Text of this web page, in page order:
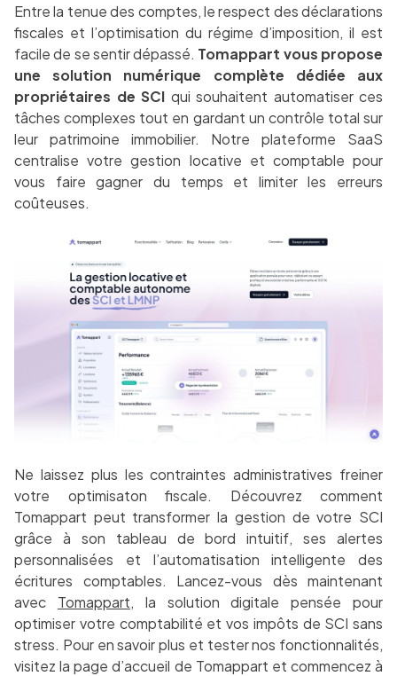
Entre la tenue des comptes, le respect des déclarations
fiscales et l’optimisation du régime d’imposition, il est
facile de se sentir dépassé. Tomappart vous propose
une solution numérique complète dédiée aux
propriétaires de SCI qui souhaitent automatiser ces
tâches complexes tout en gardant un contrôle total sur
leur patrimoine immobilier. Notre plateforme SaaS
centralise votre gestion locative et comptable pour
vous faire gagner du temps et limiter les erreurs
coûteuses.
Ne laissez plus les contraintes administratives freiner
votre optimisaton fiscale. Découvrez comment
Tomappart peut transformer la gestion de votre SCI
grâce à son tableau de bord intuitif, ses alertes
personnalisées et l’automatisation intelligente des
écritures comptables. Lancez-vous dès maintenant
avec Tomappart, la solution digitale pensée pour
optimiser votre comptabilité et vos impôts de SCI sans
stress. Pour en savoir plus et tester nos fonctionnalités,
visitez la page d’accueil de Tomappart et commencez à